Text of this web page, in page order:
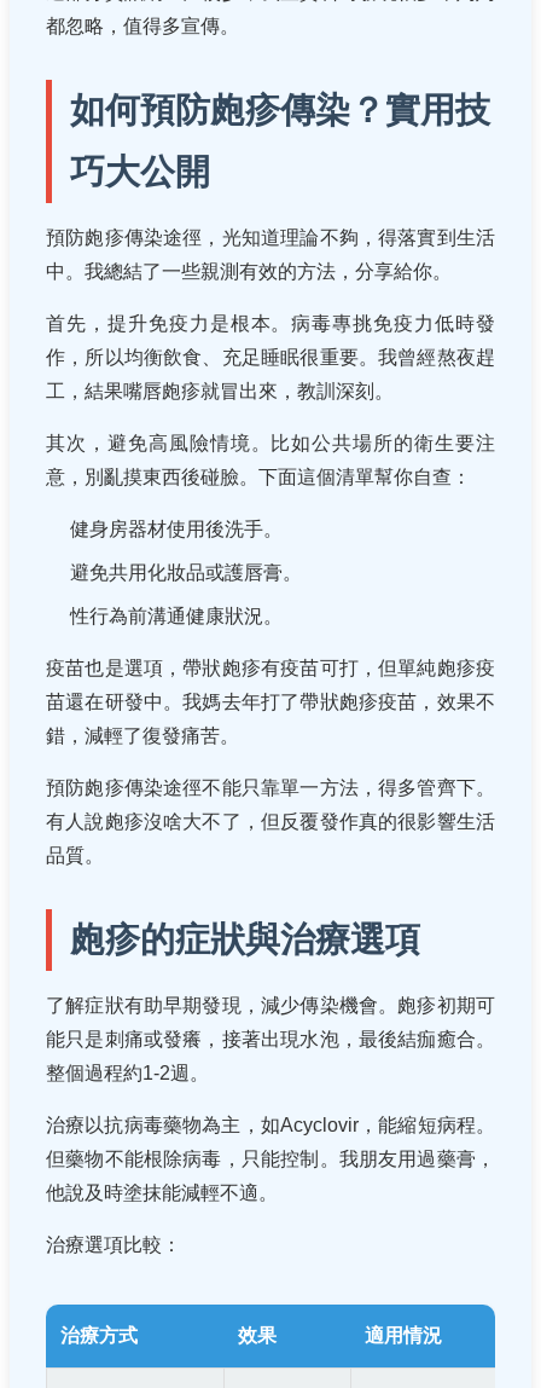
都忽略，值得多宣傳。
如何預防皰疹傳染？實用技
巧大公開
預防皰疹傳染途徑，光知道理論不夠，得落實到生活
中。我總結了一些親測有效的方法，分享給你。
首先，提升免疫力是根本。病毒專挑免疫力低時發
作，所以均衡飲食、充足睡眠很重要。我曾經熬夜趕
工，結果嘴唇皰疹就冒出來，教訓深刻。
其次，避免高風險情境。比如公共場所的衛生要注
意，別亂摸東西後碰臉。下面這個清單幫你自查：
健身房器材使用後洗手。
避免共用化妝品或護唇膏。
性行為前溝通健康狀況。
疫苗也是選項，帶狀皰疹有疫苗可打，但單純皰疹疫
苗還在研發中。我媽去年打了帶狀皰疹疫苗，效果不
錯，減輕了復發痛苦。
預防皰疹傳染途徑不能只靠單一方法，得多管齊下。
有人說皰疹沒啥大不了，但反覆發作真的很影響生活
品質。
皰疹的症狀與治療選項
了解症狀有助早期發現，減少傳染機會。皰疹初期可
能只是刺痛或發癢，接著出現水泡，最後結痂癒合。
整個過程約1-2週。
治療以抗病毒藥物為主，如Acyclovir，能縮短病程。
但藥物不能根除病毒，只能控制。我朋友用過藥膏，
他說及時塗抹能減輕不適。
治療選項比較：
治療方式 效果 適用情況